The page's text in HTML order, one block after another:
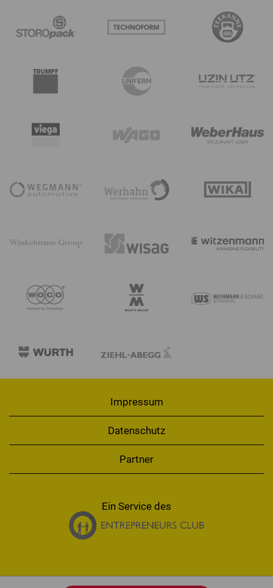
Impressum
Datenschutz
Partner
Ein Service des